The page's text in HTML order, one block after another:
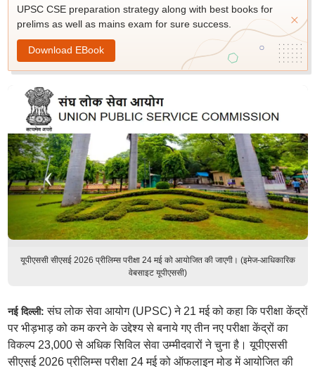
UPSC CSE preparation strategy along with best books for
prelims as well as mains exam for sure success.
Download EBook
यूपीएससी सीएसई 2026 प्रीलिम्स परीक्षा 24 मई को आयोजित की जाएगी। (इमेज-आधिकारिक
वेबसाइट यूपीएससी)
नई दिल्ली:संघ लोक सेवा आयोग (UPSC) ने 21 मई को कहा कि परीक्षा केंद्रों
पर भीड़भाड़ को कम करने के उद्देश्य से बनाये गए तीन नए परीक्षा केंद्रों का
विकल्प 23,000 से अधिक सिविल सेवा उम्मीदवारों ने चुना है। यूपीएससी
सीएसई 2026 प्रीलिम्स परीक्षा 24 मई को ऑफलाइन मोड में आयोजित की